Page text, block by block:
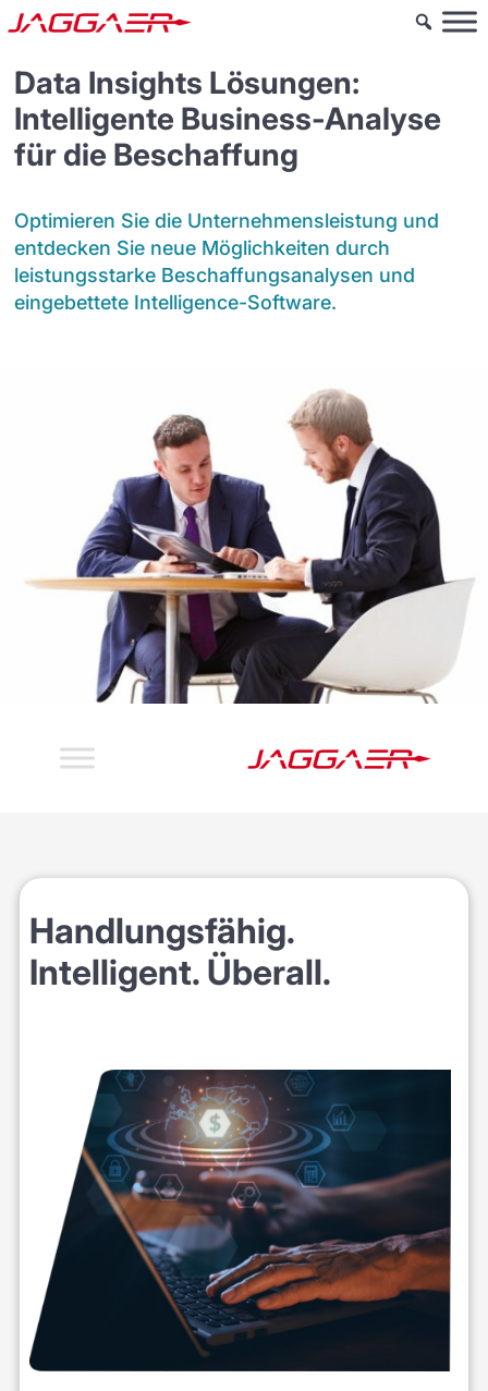
Data Insights Lösungen:
Intelligente Business-Analyse
für die Beschaffung
Optimieren Sie die Unternehmensleistung und
entdecken Sie neue Möglichkeiten durch
leistungsstarke Beschaffungsanalysen und
eingebettete Intelligence-Software.
Handlungsfähig.
Intelligent. Überall.